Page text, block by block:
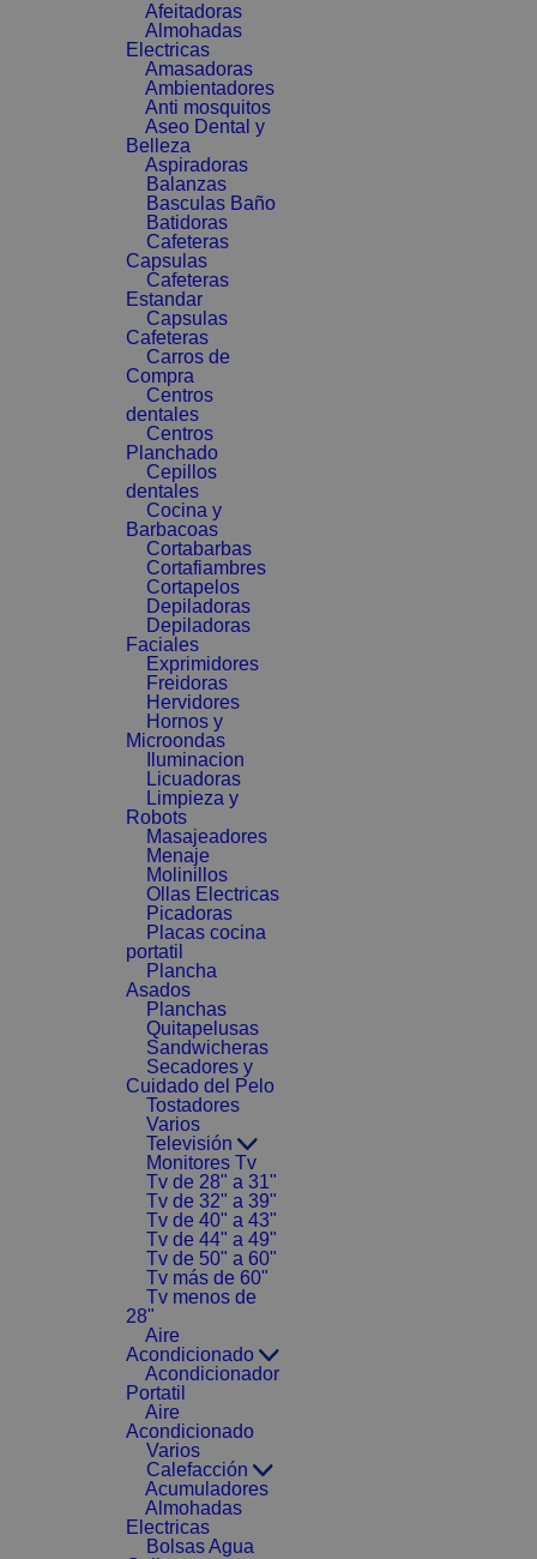
Afeitadoras
Almohadas
Electricas
Amasadoras
Ambientadores
Anti mosquitos
Aseo Dental y
Belleza
Aspiradoras
Balanzas
Basculas Baño
Batidoras
Cafeteras
Capsulas
Cafeteras
Estandar
Capsulas
Cafeteras
Carros de
Compra
Centros
dentales
Centros
Planchado
Cepillos
dentales
Cocina y
Barbacoas
Cortabarbas
Cortafiambres
Cortapelos
Depiladoras
Depiladoras
Faciales
Exprimidores
Freidoras
Hervidores
Hornos y
Microondas
Iluminacion
Licuadoras
Limpieza y
Robots
Masajeadores
Menaje
Molinillos
Ollas Electricas
Picadoras
Placas cocina
portatil
Plancha
Asados
Planchas
Quitapelusas
Sandwicheras
Secadores y
Cuidado del Pelo
Tostadores
Varios
Televisión
Monitores Tv
Tv de 28" a 31"
Tv de 32" a 39"
Tv de 40" a 43"
Tv de 44" a 49"
Tv de 50" a 60"
Tv más de 60"
Tv menos de
28"
Aire
Acondicionado
Acondicionador
Portatil
Aire
Acondicionado
Varios
Calefacción
Acumuladores
Almohadas
Electricas
Bolsas Agua